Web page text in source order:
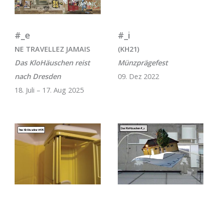
#_e
NE TRAVELLEZ JAMAIS
Das KloHäuschen reist
nach Dresden
18. Juli – 17. Aug 2025
#_i
(KH21)
Münzprägefest
09. Dez 2022